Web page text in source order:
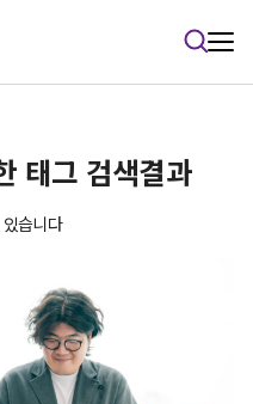
태그 검색결과
습니다